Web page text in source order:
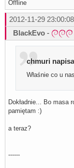
Offline
2012-11-29 23:00:08
BlackEvo -
chmuri
Właśnie co u
Dokładnie... Bo masa
pamiętam :)
a teraz?
------